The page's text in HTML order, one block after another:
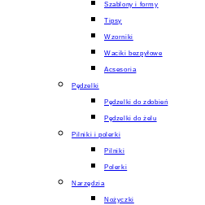
Szablony i formy
Tipsy
Wzorniki
Waciki bezpyłowe
Acsesoria
Pędzelki
Pędzelki do zdobień
Pędzelki do żelu
Pilniki i polerki
Pilniki
Polerki
Narzędzia
Nożyczki